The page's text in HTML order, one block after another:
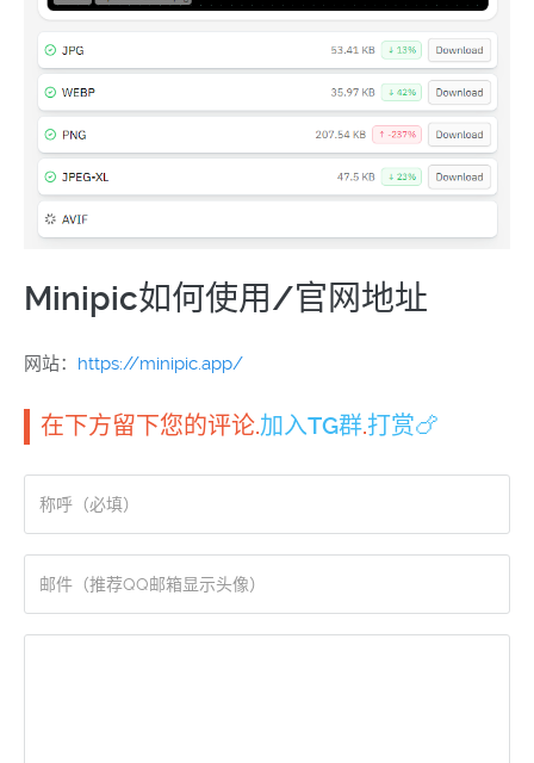
Minipic如何使用/官网地址
网站： https://minipic.app/
在下方留下您的评论.加入TG群.打赏🍗